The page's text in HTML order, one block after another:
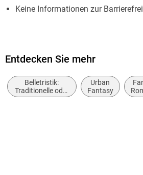
Reihe
Aimee Easterling
Stephan Waba
Keine Informationen zur
Entdecken Sie mehr
Belletristik:
Traditionelle oder
kulturelle und
Urban
Fantasy